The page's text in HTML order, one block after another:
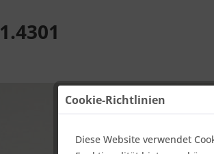
Cookie-Richtlinien
Diese Website verwendet